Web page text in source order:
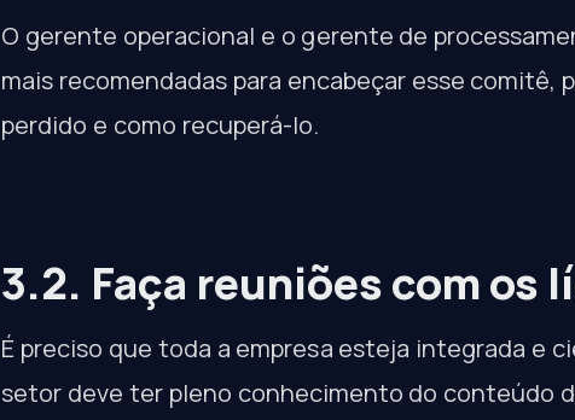
O gerente operacional e o gerente de
mais recomendadas para encabeçar esse comitê,
perdido e como recuperá-lo.
3.2. Faça reuniões com os
É preciso que toda a empresa esteja integrada e
setor deve ter pleno conhecimento do conteúdo